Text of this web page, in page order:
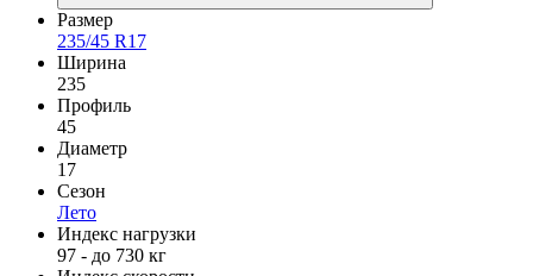
Размер
235/45 R17
Ширина
235
Профиль
45
Диаметр
17
Сезон
Лето
Индекс нагрузки
97 - до 730 кг